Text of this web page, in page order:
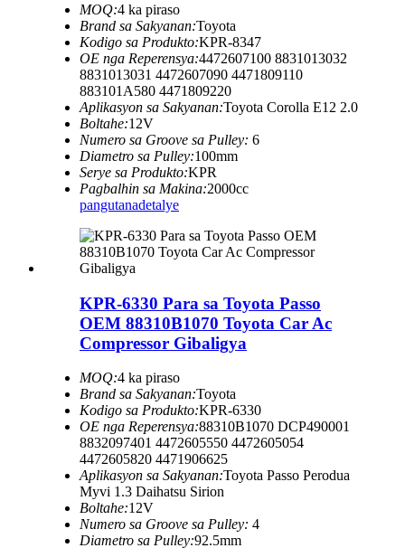
MOQ:4 ka piraso
Brand sa Sakyanan:Toyota
Kodigo sa Produkto:KPR-8347
OE nga Reperensya:4472607100 8831013032
8831013031 4472607090 4471809110
883101A580 4471809220
Aplikasyon sa Sakyanan:Toyota Corolla E12 2.0
Boltahe:12V
Numero sa Groove sa Pulley: 6
Diametro sa Pulley:100mm
Serye sa Produkto:KPR
Pagbalhin sa Makina:2000cc
pangutanadetalye
KPR-6330 Para sa Toyota Passo
OEM 88310B1070 Toyota Car Ac
Compressor Gibaligya
MOQ:4 ka piraso
Brand sa Sakyanan:Toyota
Kodigo sa Produkto:KPR-6330
OE nga Reperensya:88310B1070 DCP490001
8832097401 4472605550 4472605054
4472605820 4471906625
Aplikasyon sa Sakyanan:Toyota Passo Perodua
Myvi 1.3 Daihatsu Sirion
Boltahe:12V
Numero sa Groove sa Pulley: 4
Diametro sa Pulley:92.5mm